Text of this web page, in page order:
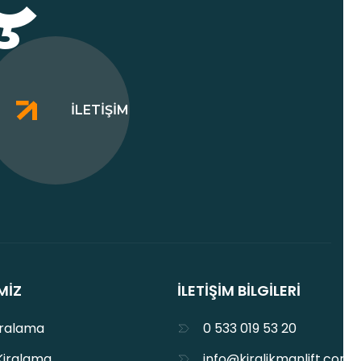
İLETIŞIM
İLETIŞIM BILGILERI
0 533 019 53 20